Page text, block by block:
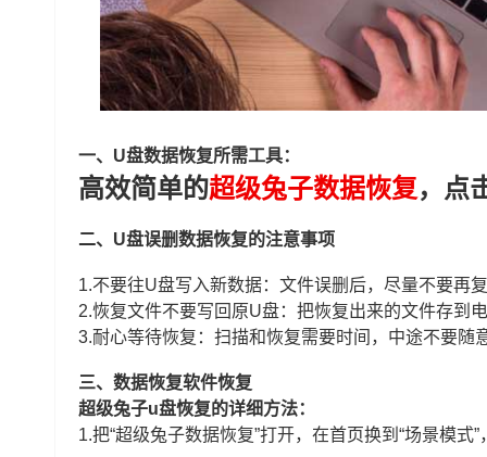
一、U盘数据恢复所需工具：
高效简单的超级兔子数据恢复，点
二、U盘误删数据恢复的注意事项
1.不要往U盘写入新数据：文件误删后，尽量不要再
2.恢复文件不要写回原U盘：把恢复出来的文件存到
3.耐心等待恢复：扫描和恢复需要时间，中途不要随
三、数据恢复软件恢复
超级兔子u盘恢复的详细方法：
1.把“超级兔子数据恢复”打开，在首页换到“场景模式